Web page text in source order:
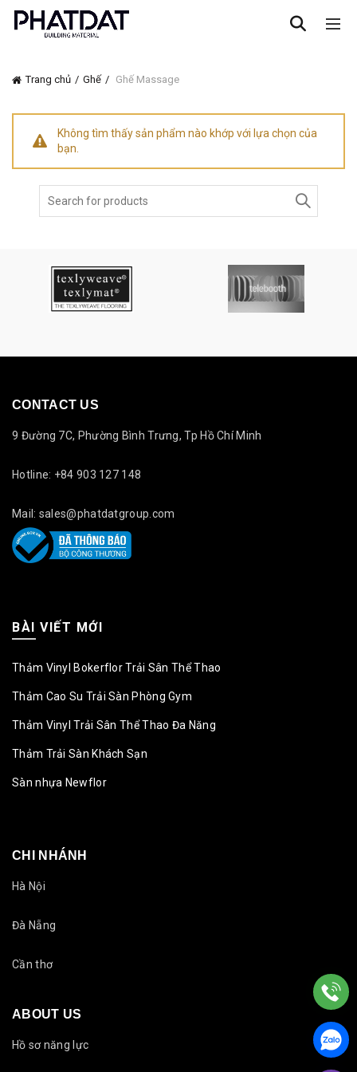
Trang chủ Ghế Ghế Massage
Không tìm thấy sản phẩm nào khớp với lựa chọn của
bạn.
CONTACT US
9 Đường 7C, Phường Bình Trưng, Tp Hồ Chí Minh
Hotline: +84 903 127 148
Mail: sales@phatdatgroup.com
BÀI VIẾT MỚI
Thảm Vinyl Bokerflor Trải Sân Thể Thao
Thảm Cao Su Trải Sàn Phòng Gym
Thảm Vinyl Trải Sân Thể Thao Đa Năng
Thảm Trải Sàn Khách Sạn
Sàn nhựa Newflor
CHI NHÁNH
Hà Nội
Đà Nẵng
Cần thơ
ABOUT US
Hồ sơ năng lực